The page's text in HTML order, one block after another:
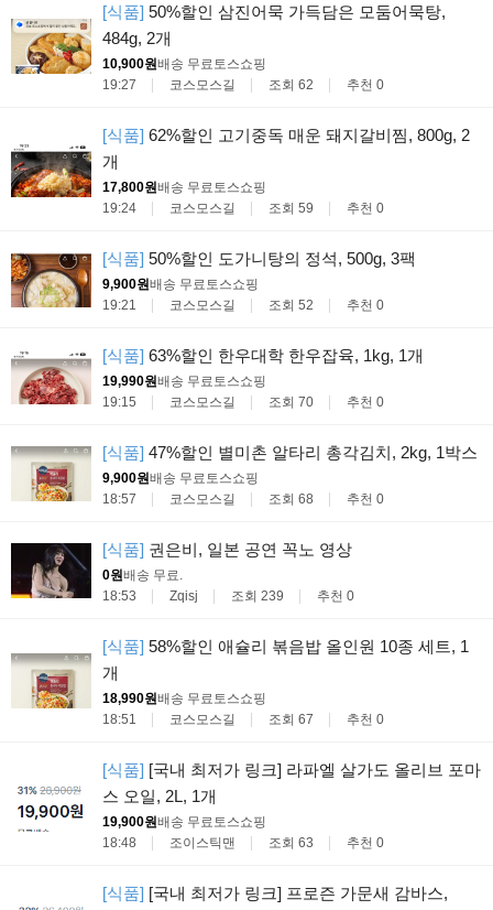
[식품] 50%할인 삼진어묵 가득담은 모둠어묵탕,
484g, 2개
10,900원배송 무료토스쇼핑
19:27
코스모스길 조회 62 추천 0
[식품] 62%할인 고기중독 매운 돼지갈비찜, 800g, 2
개
17,800원배송 무료토스쇼핑
19:24
코스모스길 조회 59 추천 0
[식품] 50%할인 도가니탕의 정석, 500g, 3팩
9,900원배송 무료토스쇼핑
19:21
코스모스길 조회 52 추천 0
[식품] 63%할인 한우대학 한우잡육, 1kg, 1개
19,990원배송 무료토스쇼핑
19:15
코스모스길 조회 70 추천 0
[식품] 47%할인 별미촌 알타리 총각김치, 2kg, 1박스
9,900원배송 무료토스쇼핑
18:57
코스모스길 조회 68 추천 0
[식품] 권은비, 일본 공연 꼭노 영상
0원배송 무료.
18:53
Zqisj 조회 239 추천 0
[식품] 58%할인 애슐리 볶음밥 올인원 10종 세트, 1
개
18,990원배송 무료토스쇼핑
18:51
코스모스길 조회 67 추천 0
[식품] [국내 최저가 링크] 라파엘 살가도 올리브 포마
스 오일, 2L, 1개
19,900원배송 무료토스쇼핑
18:48
조이스틱맨 조회 63 추천 0
[식품] [국내 최저가 링크] 프로즌 가문새 감바스,